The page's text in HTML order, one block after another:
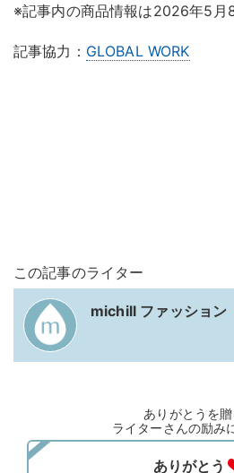
※記事内の商品情報は2026年5月8
記事協力： GLOBAL WORK
この記事のライター
michill ファッション
ありがとうを贈
ライターさんの励み